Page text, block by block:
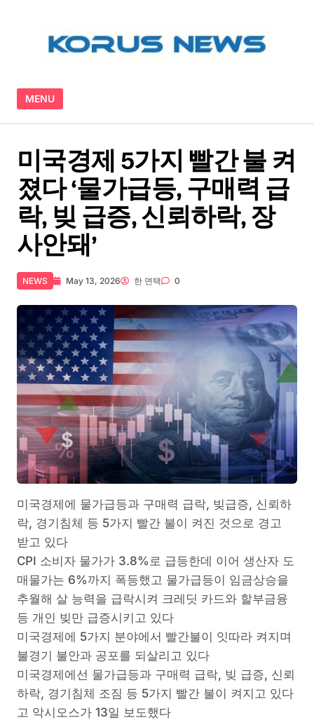
MENU
미국경제 5가지 빨간 불 켜
졌다 ‘물가급등, 구매력 급
락, 빚 급증, 신뢰하락, 장
사안돼’
NEWS May 13, 2026 한 면택 0
미국경제에 물가급등과 구매력 급락, 빚급증, 신뢰하
락, 경기침체 등 5가지 빨간 불이 켜진 것으로 경고
받고 있다
CPI 소비자 물가가 3.8%로 급등한데 이어 생산자 도
매물가는 6%까지 폭등했고 물가급등이 임금상승을
추월해 살 능력을 급락시켜 크레딧 카드와 할부금융
등 개인 빚만 급증시키고 있다
미국경제에 5가지 분야에서 빨간불이 잇따라 켜지며
불경기 불안과 공포를 되살리고 있다
미국경제에선 물가급등과 구매력 급락, 빚 급증, 신뢰
하락, 경기침체 조짐 등 5가지 빨간 불이 켜지고 있다
고 악시오스가 13일 보도했다